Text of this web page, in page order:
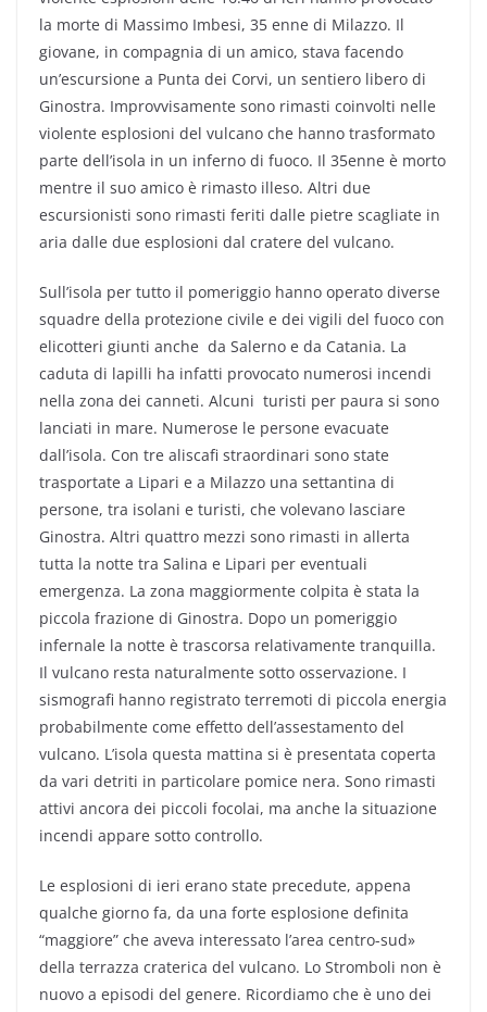
la morte di Massimo Imbesi, 35 enne di Milazzo. Il
giovane, in compagnia di un amico, stava facendo
un’escursione a Punta dei Corvi, un sentiero libero di
Ginostra. Improvvisamente sono rimasti coinvolti nelle
violente esplosioni del vulcano che hanno trasformato
parte dell’isola in un inferno di fuoco. Il 35enne è morto
mentre il suo amico è rimasto illeso. Altri due
escursionisti sono rimasti feriti dalle pietre scagliate in
aria dalle due esplosioni dal cratere del vulcano.
Sull’isola per tutto il pomeriggio hanno operato diverse
squadre della protezione civile e dei vigili del fuoco con
elicotteri giunti anche da Salerno e da Catania. La
caduta di lapilli ha infatti provocato numerosi incendi
nella zona dei canneti. Alcuni turisti per paura si sono
lanciati in mare. Numerose le persone evacuate
dall’isola. Con tre aliscafi straordinari sono state
trasportate a Lipari e a Milazzo una settantina di
persone, tra isolani e turisti, che volevano lasciare
Ginostra. Altri quattro mezzi sono rimasti in allerta
tutta la notte tra Salina e Lipari per eventuali
emergenza. La zona maggiormente colpita è stata la
piccola frazione di Ginostra. Dopo un pomeriggio
infernale la notte è trascorsa relativamente tranquilla.
Il vulcano resta naturalmente sotto osservazione. I
sismografi hanno registrato terremoti di piccola energia
probabilmente come effetto dell’assestamento del
vulcano. L’isola questa mattina si è presentata coperta
da vari detriti in particolare pomice nera. Sono rimasti
attivi ancora dei piccoli focolai, ma anche la situazione
incendi appare sotto controllo.
Le esplosioni di ieri erano state precedute, appena
qualche giorno fa, da una forte esplosione definita
“maggiore” che aveva interessato l’area centro-sud»
della terrazza craterica del vulcano. Lo Stromboli non è
nuovo a episodi del genere. Ricordiamo che è uno dei